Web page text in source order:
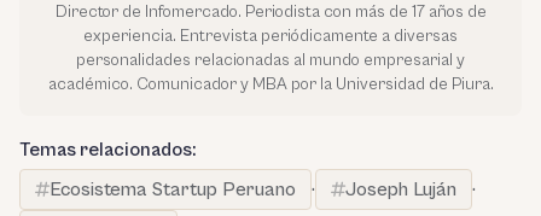
Director de Infomercado. Periodista con más de 17 años de
experiencia. Entrevista periódicamente a diversas
personalidades relacionadas al mundo empresarial y
académico. Comunicador y MBA por la Universidad de Piura.
Temas relacionados:
Ecosistema Startup Peruano
· Joseph Luján
·